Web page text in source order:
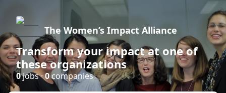
The Women’s Impact Alliance
Transform your impact at one of
these organizations
0jobs ·0companies